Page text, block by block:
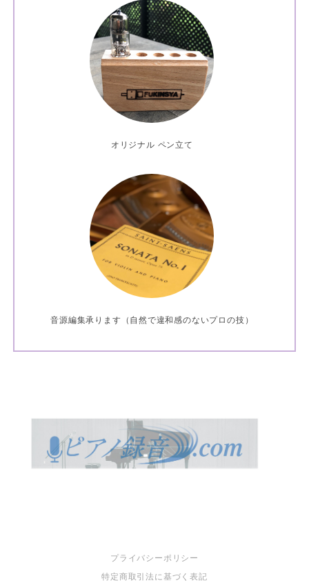
オリジナル ペン立て
音源編集承ります（自然で違和感のないプロの技）
プライバシーポリシー
特定商取引法に基づく表記